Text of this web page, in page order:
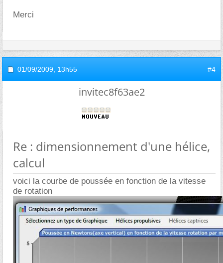
Merci
01/09/2009, 13h55 #4
invitec8f63ae2
Re : dimensionnement d'une hélice,
calcul
voici la courbe de poussée en fonction de la vitesse
de rotation